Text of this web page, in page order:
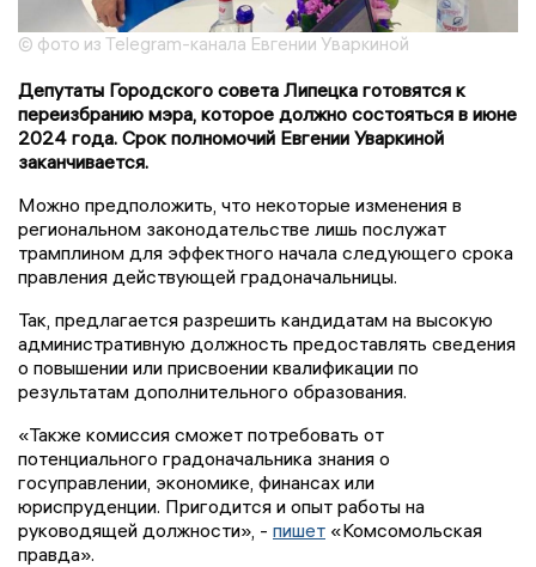
© фото из Telegram-канала Евгении Уваркиной
Депутаты Городского совета Липецка готовятся к
переизбранию мэра, которое должно состояться в июне
2024 года. Срок полномочий Евгении Уваркиной
заканчивается.
Можно предположить, что некоторые изменения в
региональном законодательстве лишь послужат
трамплином для эффектного начала следующего срока
правления действующей градоначальницы.
Так, предлагается разрешить кандидатам на высокую
административную должность предоставлять сведения
о повышении или присвоении квалификации по
результатам дополнительного образования.
«Также комиссия сможет потребовать от
потенциального градоначальника знания о
госуправлении, экономике, финансах или
юриспруденции. Пригодится и опыт работы на
руководящей должности», - пишет «Комсомольская
правда».